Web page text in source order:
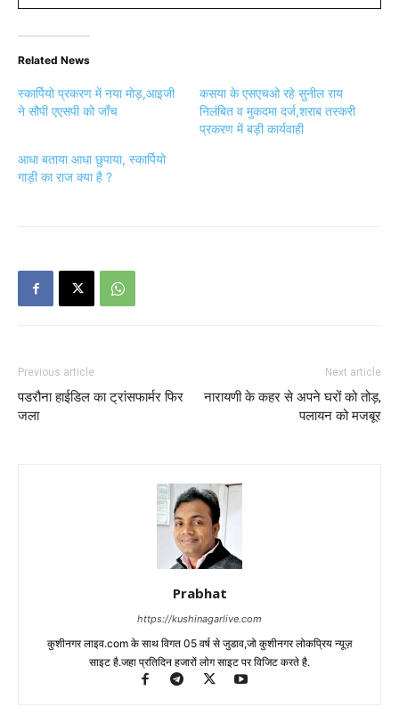
Related News
स्कार्पियो प्रकरण में नया मोड़,आइजी
ने सौपी एएसपी को जाँच
कसया के एसएचओ रहे सुनील राय
निलंबित व मुकदमा दर्ज,शराब तस्करी
प्रकरण में बड़ी कार्यवाही
आधा बताया आधा छुपाया, स्कार्पियो
गाड़ी का राज क्या है ?
Previous article
पडरौना हाईडिल का ट्रांसफार्मर फिर
जला
Next article
नारायणी के कहर से अपने घरों को तोड़,
पलायन को मजबूर
Prabhat
https://kushinagarlive.com
कुशीनगर लाइव.com के साथ विगत 05 वर्ष से जुडाव,जो कुशीनगर लोकप्रिय न्यूज़
साइट है.जहा प्रतिदिन हजारों लोग साइट पर विजिट करते है.